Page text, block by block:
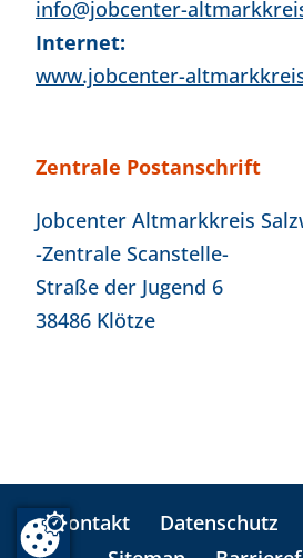
info@jobcenter-
Internet:
www.jobcenter-
Zentrale Postanschrift
Jobcenter Altmarkkreis
-Zentrale Scanstelle-
Straße der Jugend 6
38486 Klötze
Kontakt Datenschutz